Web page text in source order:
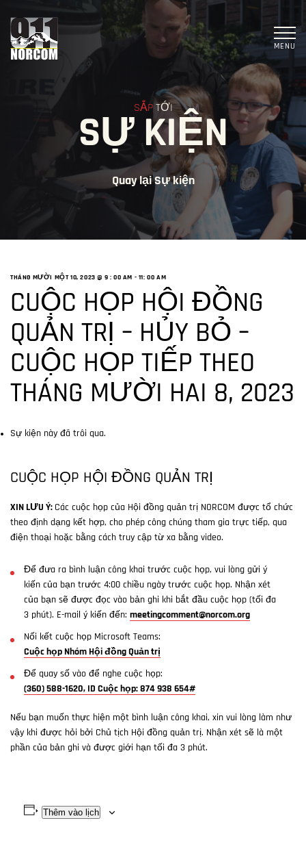
MENU
SẮPTỚI
SỰ KIỆN
Quay lại Sự kiện
THÁNG MƯỜI MỘT 10, 2023 @ 9 : 00 AM - 11: 00 AM
CUỘC HỌP HỘI ĐỒNG
QUẢN TRỊ – HỦY BỎ –
CUỘC HỌP TIẾP THEO
THÁNG MƯỜI HAI 8, 2023
Sự kiện này đã trôi qua.
CUỘC HỌP HỘI ĐỒNG QUẢN TRỊ
XIN LƯU Ý: Các cuộc họp của Hội đồng quản trị NORCOM được tổ chức
theo định dạng kết hợp, cho phép công chúng tham gia trực tiếp, qua
điện thoại hoặc bằng cách truy cập từ xa bằng video.
Để đưa ra bình luận công khai trước cuộc họp, vui lòng gửi ý
kiến của bạn trước 4:00 chiều ngày trước cuộc họp. Nhận xét
của bạn sẽ được đọc vào bản ghi khi bắt đầu cuộc họp (tối đa
3 phút). E-mail ý kiến đến: meetingcomment@norcom.org
Nối kết cuộc họp Microsoft Teams:
Cuộc họp Nhóm Hội đồng Quản trị
Để quay số vào để nghe cuộc họp:
(360) 588-1620, ID Cuộc họp: 874 938 654#
Nếu bạn muốn thực hiện một bình luận công khai, xin vui lòng làm như
vậy khi được hỏi bởi Chủ tịch Hội đồng quản trị. Nhận xét sẽ là một
phần của bản ghi và được giới hạn tối đa 3 phút.
Thêm vào lịch